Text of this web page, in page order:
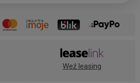
Weź leasing